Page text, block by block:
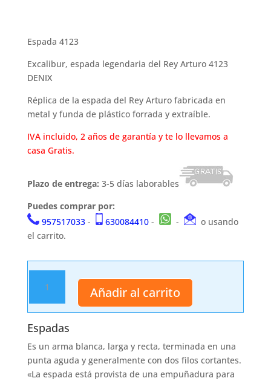
Espada 4123
Excalibur, espada legendaria del Rey Arturo 4123
DENIX
Réplica de la espada del Rey Arturo fabricada en
metal y funda de plástico forrada y extraíble.
IVA incluido, 2 años de garantía y te lo llevamos a
casa Gratis.
Plazo de entrega: 3-5 días laborables
Puedes comprar por:
957517033- 630084410- -
o usando
el carrito.
4123
cantidad
Añadir al carrito
Espadas
Es un arma blanca, larga y recta, terminada en una
punta aguda y generalmente con dos filos cortantes.
«La espada está provista de una empuñadura para